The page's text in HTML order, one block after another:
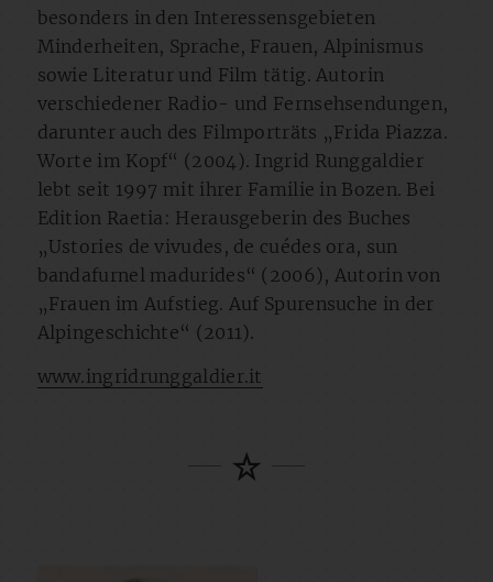
besonders in den Interessensgebieten
Minderheiten, Sprache, Frauen, Alpinismus
sowie Literatur und Film tätig. Autorin
verschiedener Radio- und Fernsehsendungen,
darunter auch des Filmporträts „Frida Piazza.
Worte im Kopf“ (2004). Ingrid Runggaldier
lebt seit 1997 mit ihrer Familie in Bozen. Bei
Edition Raetia: Herausgeberin des Buches
„Ustories de vivudes, de cuédes ora, sun
bandafurnel madurides“ (2006), Autorin von
„Frauen im Aufstieg. Auf Spurensuche in der
Alpingeschichte“ (2011).
www.ingridrunggaldier.it